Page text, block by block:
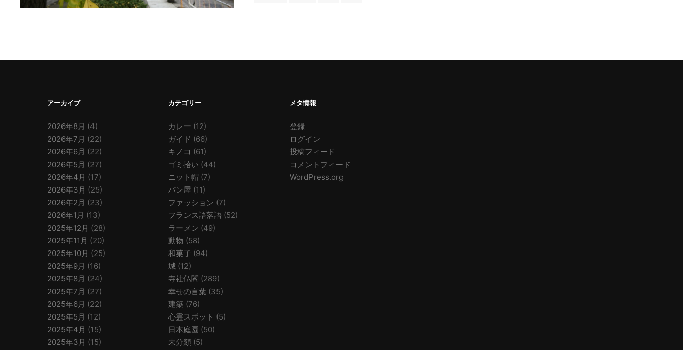
アーカイブ
2026年8月 (4)
2026年7月 (22)
2026年6月 (22)
2026年5月 (27)
2026年4月 (17)
2026年3月 (25)
2026年2月 (23)
2026年1月 (13)
2025年12月 (28)
2025年11月 (20)
2025年10月 (25)
2025年9月 (16)
2025年8月 (24)
2025年7月 (27)
2025年6月 (22)
2025年5月 (12)
2025年4月 (15)
2025年3月 (15)
カテゴリー
カレー (12)
ガイド (66)
キノコ (61)
ゴミ拾い (44)
ニット帽 (7)
パン屋 (11)
ファッション (7)
フランス語落語 (52)
ラーメン (49)
動物 (58)
和菓子 (94)
城 (12)
寺社仏閣 (289)
幸せの言葉 (35)
建築 (76)
心霊スポット (5)
日本庭園 (50)
未分類 (5)
メタ情報
登録
ログイン
投稿フィード
コメントフィード
WordPress.org